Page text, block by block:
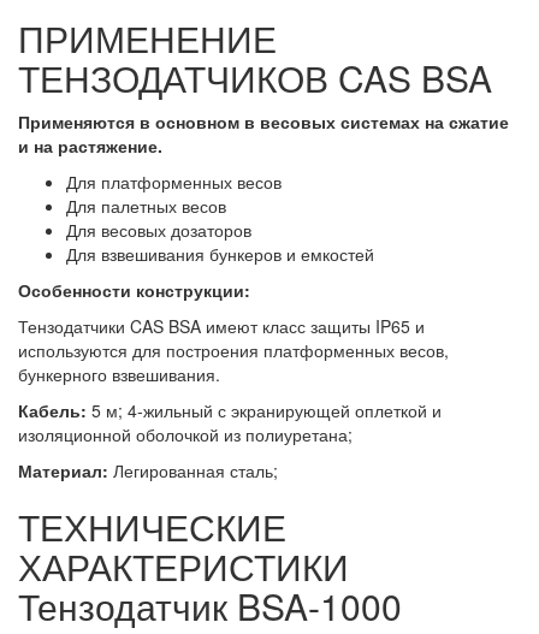
ПРИМЕНЕНИЕ
ТЕНЗОДАТЧИКОВ CAS BSA
Применяются в основном в весовых системах на сжатие
и на растяжение.
Для платформенных весов
Для палетных весов
Для весовых дозаторов
Для взвешивания бункеров и емкостей
Особенности конструкции:
Тензодатчики CAS BSA имеют класс защиты IP65 и
используются для построения платформенных весов,
бункерного взвешивания.
Кабель: 5 м; 4-жильный с экранирующей оплеткой и
изоляционной оболочкой из полиуретана;
Материал: Легированная сталь;
ТЕХНИЧЕСКИЕ
ХАРАКТЕРИСТИКИ
Тензодатчик BSA-1000